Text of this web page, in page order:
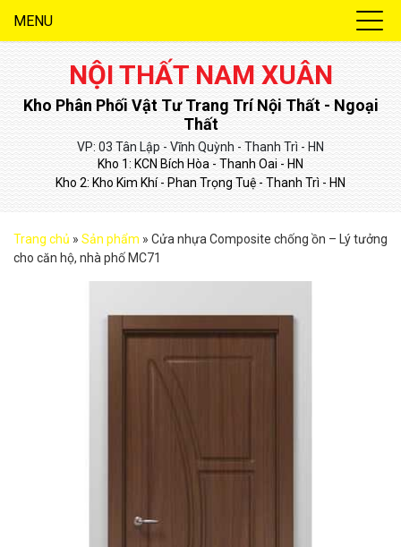
MENU
NỘI THẤT NAM XUÂN
Kho Phân Phối Vật Tư Trang Trí Nội Thất - Ngoại
Thất
VP: 03 Tân Lập - Vĩnh Quỳnh - Thanh Trì - HN
Kho 1: KCN Bích Hòa - Thanh Oai - HN
Kho 2: Kho Kim Khí - Phan Trọng Tuệ - Thanh Trì - HN
Trang chủ » Sản phẩm » Cửa nhựa Composite chống ồn – Lý tưởng
cho căn hộ, nhà phố MC71